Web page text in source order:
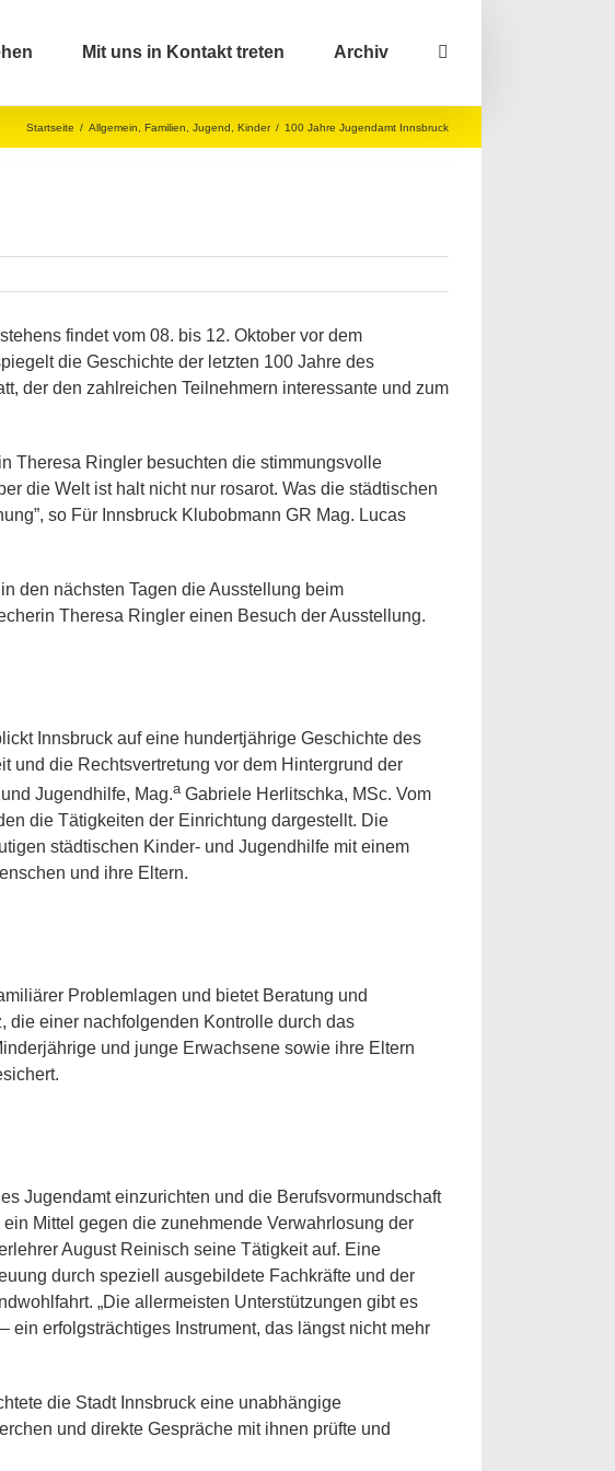
Mit uns in Kontakt treten Archiv
Startseite / Allgemein Familien Jugend Kinder / 100 Jahre Jugendamt Innsbruck
findet vom 08. bis 12. Oktober vor dem
die Geschichte der letzten 100 Jahre des
der den zahlreichen Teilnehmern interessante und zum
Theresa Ringler besuchten die stimmungsvolle
die Welt ist halt nicht nur rosarot. Was die städtischen
so Für Innsbruck Klubobmann GR Mag. Lucas
den nächsten Tagen die Ausstellung beim
Theresa Ringler einen Besuch der Ausstellung.
Innsbruck auf eine hundertjährige Geschichte des
und die Rechtsvertretung vor dem Hintergrund der
Jugendhilfe, Mag.a Gabriele Herlitschka, MSc. Vom
die Tätigkeiten der Einrichtung dargestellt. Die
städtischen Kinder- und Jugendhilfe mit einem
und ihre Eltern.
Problemlagen und bietet Beratung und
die einer nachfolgenden Kontrolle durch das
und junge Erwachsene sowie ihre Eltern
Jugendamt einzurichten und die Berufsvormundschaft
Mittel gegen die zunehmende Verwahrlosung der
August Reinisch seine Tätigkeit auf. Eine
durch speziell ausgebildete Fachkräfte und der
„Die allermeisten Unterstützungen gibt es
erfolgsträchtiges Instrument, das längst nicht mehr
die Stadt Innsbruck eine unabhängige
und direkte Gespräche mit ihnen prüfte und